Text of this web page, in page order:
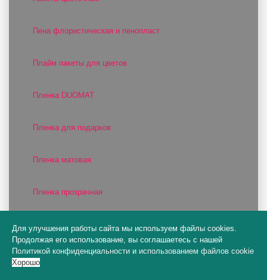
Пена флористическая и пенопласт
Плайм пакеты для цветов
Пленка DUOMAT
Пленка для подарков
Пленка матовая
Пленка прозрачная
Пленка фактурная
Пленка цветная
Для улучшения работы сайта мы используем файлы cookies.
Продолжая его использование, вы соглашаетесь с нашей
Политикой конфиденциальности и использованием файлов cookie
Хорошо